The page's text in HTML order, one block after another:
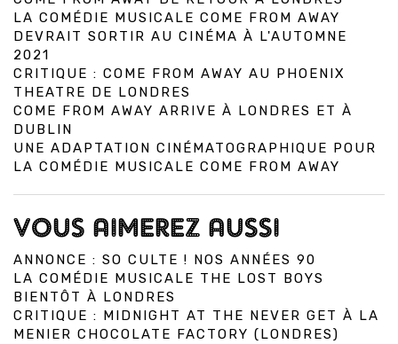
LA COMÉDIE MUSICALE COME FROM AWAY
DEVRAIT SORTIR AU CINÉMA À L'AUTOMNE
2021
CRITIQUE : COME FROM AWAY AU PHOENIX
THEATRE DE LONDRES
COME FROM AWAY ARRIVE À LONDRES ET À
DUBLIN
UNE ADAPTATION CINÉMATOGRAPHIQUE POUR
LA COMÉDIE MUSICALE COME FROM AWAY
VOUS AIMEREZ AUSSI
ANNONCE : SO CULTE ! NOS ANNÉES 90
LA COMÉDIE MUSICALE THE LOST BOYS
BIENTÔT À LONDRES
CRITIQUE : MIDNIGHT AT THE NEVER GET À LA
MENIER CHOCOLATE FACTORY (LONDRES)